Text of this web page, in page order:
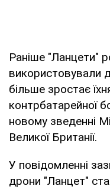
Раніше "Ланцети"
використовували
більше зростає
контрбатарейної
новому зведенні
Великої Британії.
У повідомленні
дрони "Ланцет"